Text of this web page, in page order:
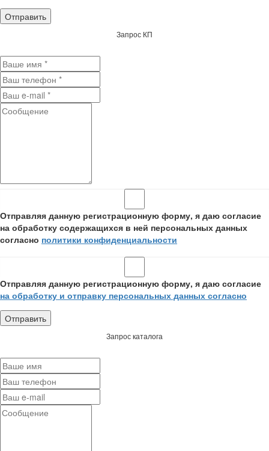
Запрос КП
Отправляя данную регистрационную форму, я даю согласие
на обработку содержащихся в ней персональных данных
согласно политики конфиденциальности
Отправляя данную регистрационную форму, я даю согласие
на обработку и отправку персональных данных согласно
Запрос каталога